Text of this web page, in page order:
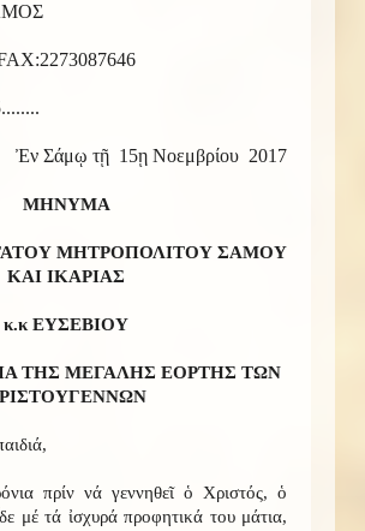
Ἐν Σάμῳ τῇ 15ῃ Νοεμβρίου 2017
ΜΗΝΥΜΑ
ΜΗΤΡΟΠΟΛΙΤΟΥ ΣΑΜΟΥ
ΚΑΙ ΙΚΑΡΙΑΣ
κ.κ ΕΥΣΕΒΙΟΥ
ΤΗΣ ΜΕΓΑΛΗΣ ΕΟΡΤΗΣ ΤΩΝ
πρίν νά γεννηθεῖ ὁ Χριστός, ὁ
μέ τά ἰσχυρά προφητικά του μάτια,